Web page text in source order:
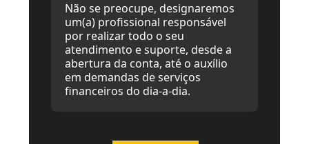
Não se preocupe, designaremos
um(a) profissional responsável
por realizar todo o seu
atendimento e suporte, desde a
abertura da conta, até o auxílio
em demandas de serviços
financeiros do dia-a-dia.